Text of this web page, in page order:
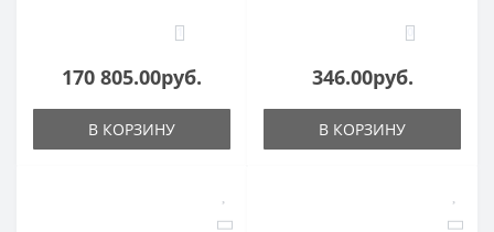
1
170 805.00руб.
В КОРЗИНУ
0
346.00руб.
В КОРЗИНУ